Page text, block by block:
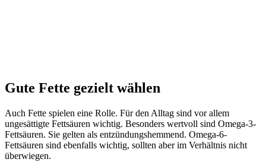
Gute Fette gezielt wählen
Auch Fette spielen eine Rolle. Für den Alltag sind vor allem
ungesättigte Fettsäuren wichtig. Besonders wertvoll sind Omega-3-
Fettsäuren. Sie gelten als entzündungshemmend. Omega-6-
Fettsäuren sind ebenfalls wichtig, sollten aber im Verhältnis nicht
überwiegen.